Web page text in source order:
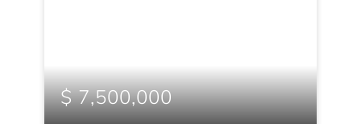
$ 7,500,000